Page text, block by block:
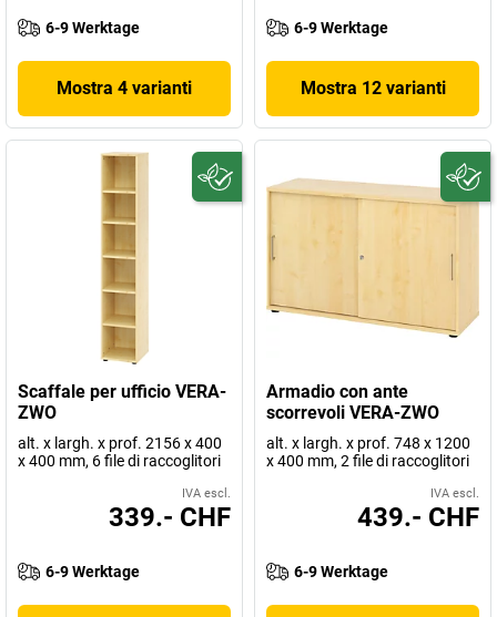
6-9 Werktage
Mostra 4 varianti
6-9 Werktage
Mostra 12 varianti
Scaffale per ufficio VERA-
ZWO
alt. x largh. x prof. 2156 x 400
x 400 mm, 6 file di raccoglitori
IVA escl.
339.- CHF
6-9 Werktage
Armadio con ante
scorrevoli VERA-ZWO
alt. x largh. x prof. 748 x 1200
x 400 mm, 2 file di raccoglitori
IVA escl.
439.- CHF
6-9 Werktage